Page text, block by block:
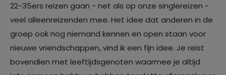
22-35ers reizen gaan - net als op onze singlereizen -
veel alleenreizenden mee. Het idee dat anderen in de
groep ook nog niemand kennen en open staan voor
nieuwe vriendschappen, vind ik een fijn idee. Je reist
bovendien met leeftijdsgenoten waarmee je altijd